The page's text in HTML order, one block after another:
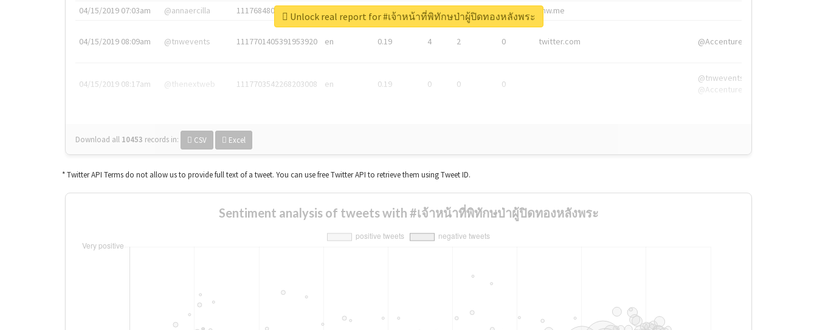
04/15/2019 07:03am @annaercilla 1117684805876027392 0 0 tnw.me
04/15/2019 08:09am @tnwevents 1117701405391953920 en 0.19 4 2 0 twitter.com @Accenture
04/15/2019 08:17am @thenextweb 1117703542268203008 en 0.19 0 0 0
@tnwevents,
@Accenture
Download all 10453 records in: CSV Excel
Unlock real report for #เจ้าหน้าที่พิทักษป่าผู้ปิดทองหลังพระ
* Twitter API Terms do not allow us to provide full text of a tweet. You can use free Twitter API to retrieve them using Tweet ID.
Sentiment analysis of tweets with #เจ้าหน้าที่พิทักษป่าผู้ปิดทองหลังพระ